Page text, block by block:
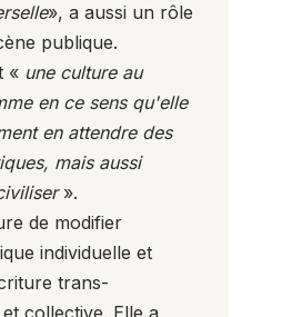
», a aussi un rôle
publique.
« une culture au
en ce sens qu'elle
en attendre des
mais aussi
».
de modifier
individuelle et
trans-